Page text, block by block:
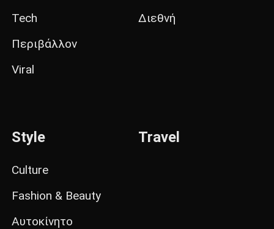
Tech
Περιβάλλον
Viral
Διεθνή
Style
Culture
Fashion & Beauty
Αυτοκίνητο
Travel